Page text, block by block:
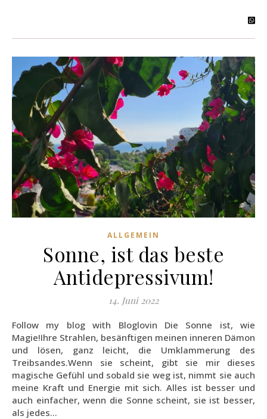
ALLGEMEIN
Sonne, ist das beste
Antidepressivum!
14. Juni 2022
Follow my blog with Bloglovin Die Sonne ist, wie
Magie!Ihre Strahlen, besänftigen meinen inneren Dämon
und lösen, ganz leicht, die Umklammerung des
Treibsandes.Wenn sie scheint, gibt sie mir dieses
magische Gefühl und sobald sie weg ist, nimmt sie auch
meine Kraft und Energie mit sich. Alles ist besser und
auch einfacher, wenn die Sonne scheint, sie ist besser,
als jedes…